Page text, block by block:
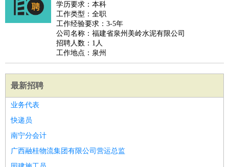
学历要求：本科
工作类型：全职
工作经验要求：3-5年
公司名称：福建省泉州美岭水泥有限公司
招聘人数：1人
工作地点：泉州
最新招聘
业务代表
快递员
南宁分会计
广西融桂物流集团有限公司营运总监